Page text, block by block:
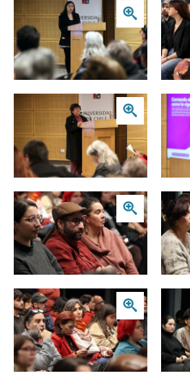
Zoom Zoom
Zoom Zoom
Zoom Zoom
Zoom